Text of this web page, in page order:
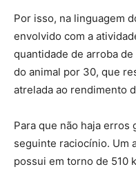
Por isso, na linguagem
envolvido com a
quantidade de arroba
do animal por 30, que
atrelada ao rendimento
Para que não haja
seguinte raciocínio. Um
possui em torno de 510